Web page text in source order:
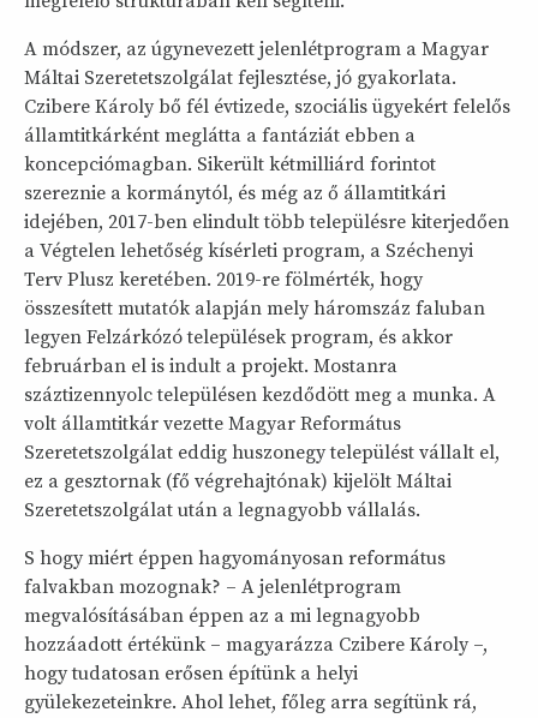
A módszer, az úgynevezett jelenlétprogram a Magyar
Máltai Szeretetszolgálat fejlesztése, jó gyakorlata.
Czibere Károly bő fél évtizede, szociális ügyekért felelős
államtitkárként meglátta a fantáziát ebben a
koncepciómagban. Sikerült kétmilliárd forintot
szereznie a kormánytól, és még az ő államtitkári
idejében, 2017-ben elindult több településre kiterjedően
a Végtelen lehetőség kísérleti program, a Széchenyi
Terv Plusz keretében. 2019-re fölmérték, hogy
összesített mutatók alapján mely háromszáz faluban
legyen Felzárkózó települések program, és akkor
februárban el is indult a projekt. Mostanra
száztizennyolc településen kezdődött meg a munka. A
volt államtitkár vezette Magyar Református
Szeretetszolgálat eddig huszonegy települést vállalt el,
ez a gesztornak (fő végrehajtónak) kijelölt Máltai
Szeretetszolgálat után a legnagyobb vállalás.
S hogy miért éppen hagyományosan református
falvakban mozognak? – A jelenlétprogram
megvalósításában éppen az a mi legnagyobb
hozzáadott értékünk – magyarázza Czibere Károly –,
hogy tudatosan erősen építünk a helyi
gyülekezeteinkre. Ahol lehet, főleg arra segítünk rá,